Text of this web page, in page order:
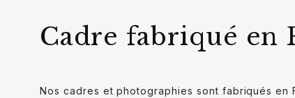
Cadre fabriqué en
Nos cadres et photographies sont fabriqués en